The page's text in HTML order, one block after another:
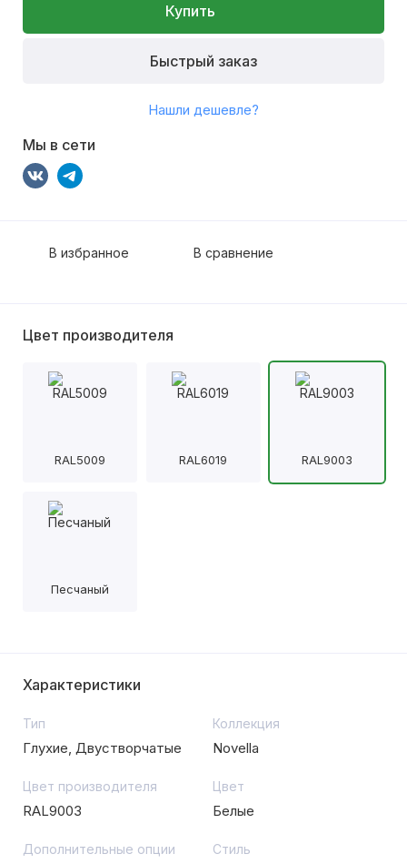
Купить
Быстрый заказ
Нашли дешевле?
Мы в сети
В избранное В сравнение
Цвет производителя
RAL5009 RAL6019 RAL9003
Песчаный
Характеристики
Тип
Глухие, Двустворчатые
Коллекция
Novella
Цвет производителя
RAL9003
Цвет
Белые
Дополнительные опции Стиль